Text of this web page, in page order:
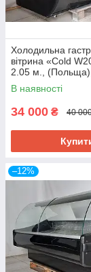
Холодильна
вітрина «Cold
2.05 м.,
викладка 72 см.,
В наявності
34 000 ₴ 40
–12%